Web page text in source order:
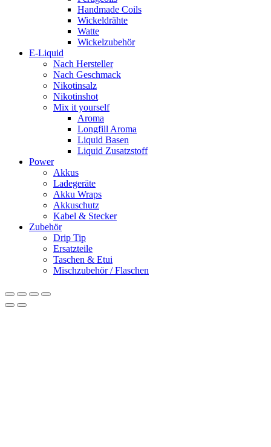
Handmade Coils
Wickeldrähte
Watte
Wickelzubehör
E-Liquid
Nach Hersteller
Nach Geschmack
Nikotinsalz
Nikotinshot
Mix it yourself
Aroma
Longfill Aroma
Liquid Basen
Liquid Zusatzstoff
Power
Akkus
Ladegeräte
Akku Wraps
Akkuschutz
Kabel & Stecker
Zubehör
Drip Tip
Ersatzteile
Taschen & Etui
Mischzubehör / Flaschen